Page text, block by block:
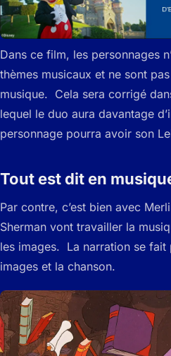
Dans ce film, les personnages
thèmes musicaux et ne sont
musique. Cela sera corrigé
lequel le duo aura davantage
personnage pourra avoir son
Tout est dit en
Par contre, c’est bien avec
Sherman vont travailler la
les images. La narration se fait
images et la chanson.